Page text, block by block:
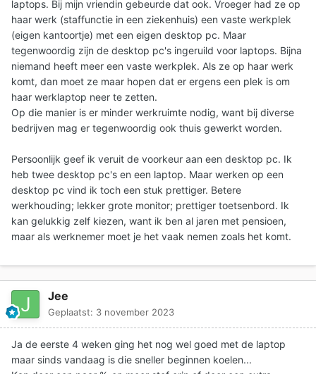
laptops. Bij mijn vriendin gebeurde dat ook. Vroeger had ze op
haar werk (staffunctie in een ziekenhuis) een vaste werkplek
(eigen kantoortje) met een eigen desktop pc. Maar
tegenwoordig zijn de desktop pc's ingeruild voor laptops. Bijna
niemand heeft meer een vaste werkplek. Als ze op haar werk
komt, dan moet ze maar hopen dat er ergens een plek is om
haar werklaptop neer te zetten.
Op die manier is er minder werkruimte nodig, want bij diverse
bedrijven mag er tegenwoordig ook thuis gewerkt worden.
Persoonlijk geef ik veruit de voorkeur aan een desktop pc. Ik
heb twee desktop pc's en een laptop. Maar werken op een
desktop pc vind ik toch een stuk prettiger. Betere
werkhouding; lekker grote monitor; prettiger toetsenbord. Ik
kan gelukkig zelf kiezen, want ik ben al jaren met pensioen,
maar als werknemer moet je het vaak nemen zoals het komt.
Jee
Geplaatst: 3 november 2023
Ja de eerste 4 weken ging het nog wel goed met de laptop
maar sinds vandaag is die sneller beginnen koelen...